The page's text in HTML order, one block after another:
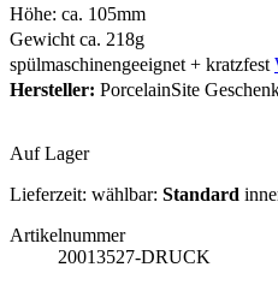
Höhe: ca. 105mm
Gewicht ca. 218g
spülmaschinengeeignet + kratzfest
Hersteller: PorcelainSite
Auf Lager
Lieferzeit: wählbar: Standard
Artikelnummer
20013527-DRUCK